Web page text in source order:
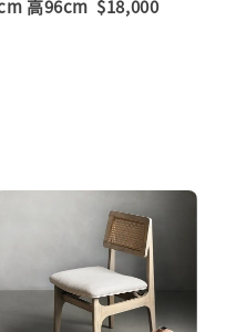
高96cm $18,000